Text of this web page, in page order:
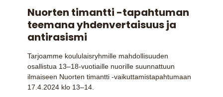
Nuorten timantti -tapahtuman
teemana yhdenvertaisuus ja
antirasismi
Tarjoamme koululaisryhmille mahdollisuuden
osallistua 13–18-vuotiaille nuorille suunnattuun
ilmaiseen Nuorten timantti -vaikuttamistapahtumaan
17.4.2024 klo 13–14.